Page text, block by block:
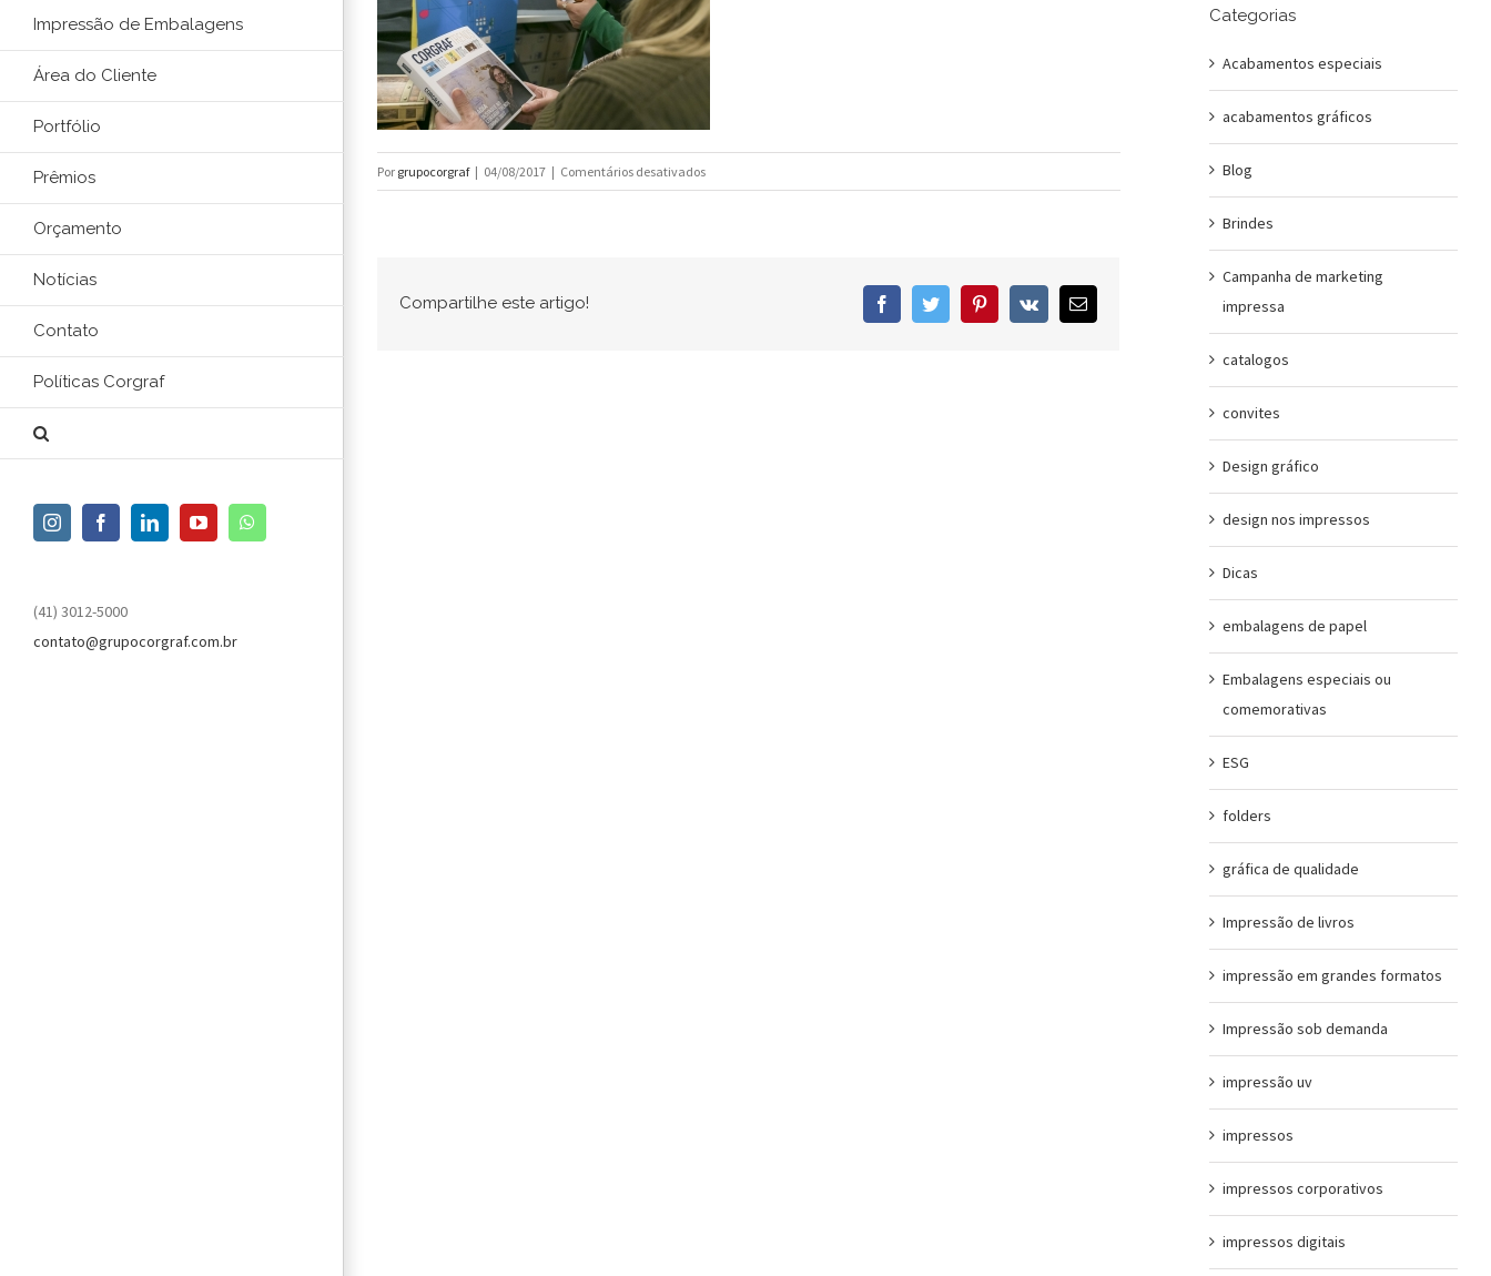
Impressão de Embalagens
Área do Cliente
Portfólio
Prêmios
Orçamento
Notícias
Contato
Políticas Corgraf
InstagramFacebookLinkedInYouTube
(41) 3012-5000
contato@grupocorgraf.com.br
Por grupocorgraf | 04/08/2017 | Comentários desativadosem
IMG_4697
Compartilhe este artigo! FacebookTwitter PinterestVk
E-
mail
Categorias
Acabamentos especiais
acabamentos gráficos
Blog
Brindes
Campanha de marketing
impressa
catalogos
convites
Design gráfico
design nos impressos
Dicas
embalagens de papel
Embalagens especiais ou
comemorativas
ESG
folders
gráfica de qualidade
Impressão de livros
impressão em grandes formatos
Impressão sob demanda
impressão uv
impressos
impressos corporativos
impressos digitais